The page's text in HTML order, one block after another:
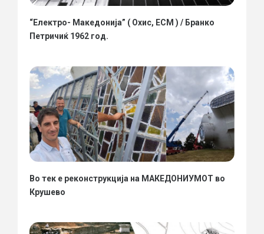
“Електро- Македонија” ( Охис, ЕСМ ) / Бранко
Петричиќ 1962 год.
Во тек е реконструкција на МАКЕДОНИУМОТ во
Крушево